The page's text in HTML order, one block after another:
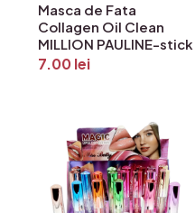
Masca de Fata
Collagen Oil Clean
MILLION PAULINE-stick
7.00lei